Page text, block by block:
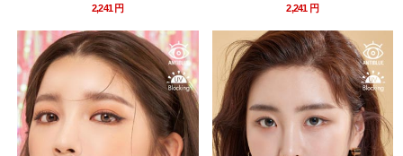
2,241 円
2,241 円